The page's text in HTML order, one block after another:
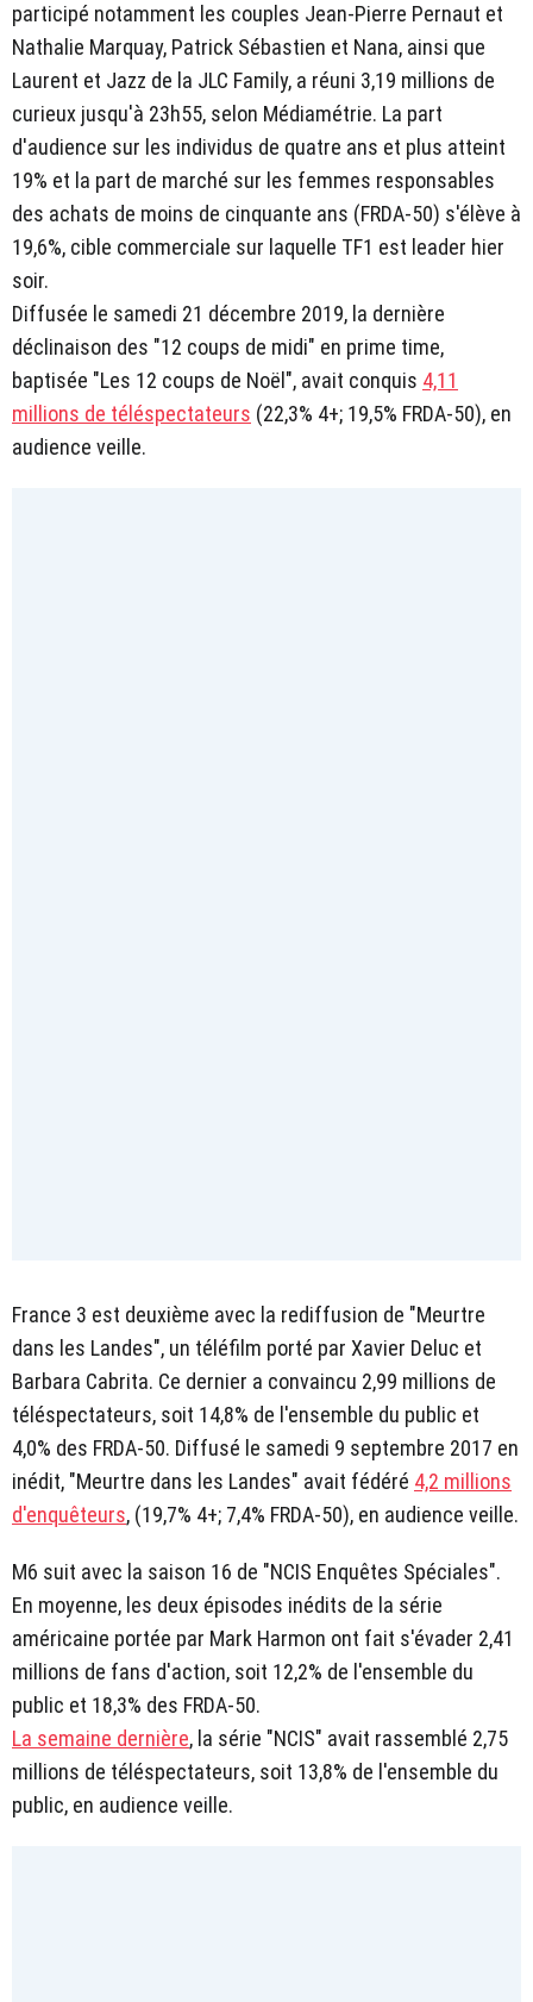
participé notamment les couples Jean-Pierre Pernaut et
Nathalie Marquay, Patrick Sébastien et Nana, ainsi que
Laurent et Jazz de la JLC Family, a réuni 3,19 millions de
curieux jusqu'à 23h55, selon Médiamétrie. La part
d'audience sur les individus de quatre ans et plus atteint
19% et la part de marché sur les femmes responsables
des achats de moins de cinquante ans (FRDA-50) s'élève à
19,6%, cible commerciale sur laquelle TF1 est leader hier
soir.
Diffusée le samedi 21 décembre 2019, la dernière
déclinaison des "12 coups de midi" en prime time,
baptisée "Les 12 coups de Noël", avait conquis 4,11
millions de téléspectateurs (22,3% 4+; 19,5% FRDA-50), en
audience veille.
France 3 est deuxième avec la rediffusion de "Meurtre
dans les Landes", un téléfilm porté par Xavier Deluc et
Barbara Cabrita. Ce dernier a convaincu 2,99 millions de
téléspectateurs, soit 14,8% de l'ensemble du public et
4,0% des FRDA-50. Diffusé le samedi 9 septembre 2017 en
inédit, "Meurtre dans les Landes" avait fédéré 4,2 millions
d'enquêteurs, (19,7% 4+; 7,4% FRDA-50), en audience veille.
M6 suit avec la saison 16 de "NCIS Enquêtes Spéciales".
En moyenne, les deux épisodes inédits de la série
américaine portée par Mark Harmon ont fait s'évader 2,41
millions de fans d'action, soit 12,2% de l'ensemble du
public et 18,3% des FRDA-50.
La semaine dernière, la série "NCIS" avait rassemblé 2,75
millions de téléspectateurs, soit 13,8% de l'ensemble du
public, en audience veille.